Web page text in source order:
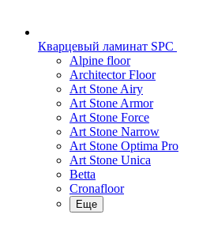
Кварцевый ламинат SPC
Alpine floor
Architector Floor
Art Stone Airy
Art Stone Armor
Art Stone Force
Art Stone Narrow
Art Stone Optima Pro
Art Stone Unica
Betta
Cronafloor
Еще